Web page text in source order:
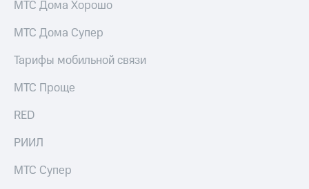
Личный
кабинет
акционера
Акционерный
капитал
и
Программа
МТС Дома Хорошо
МТС Дома Супер
Тарифы мобильной связи
МТС Проще
RED
РИИЛ
МТС Супер